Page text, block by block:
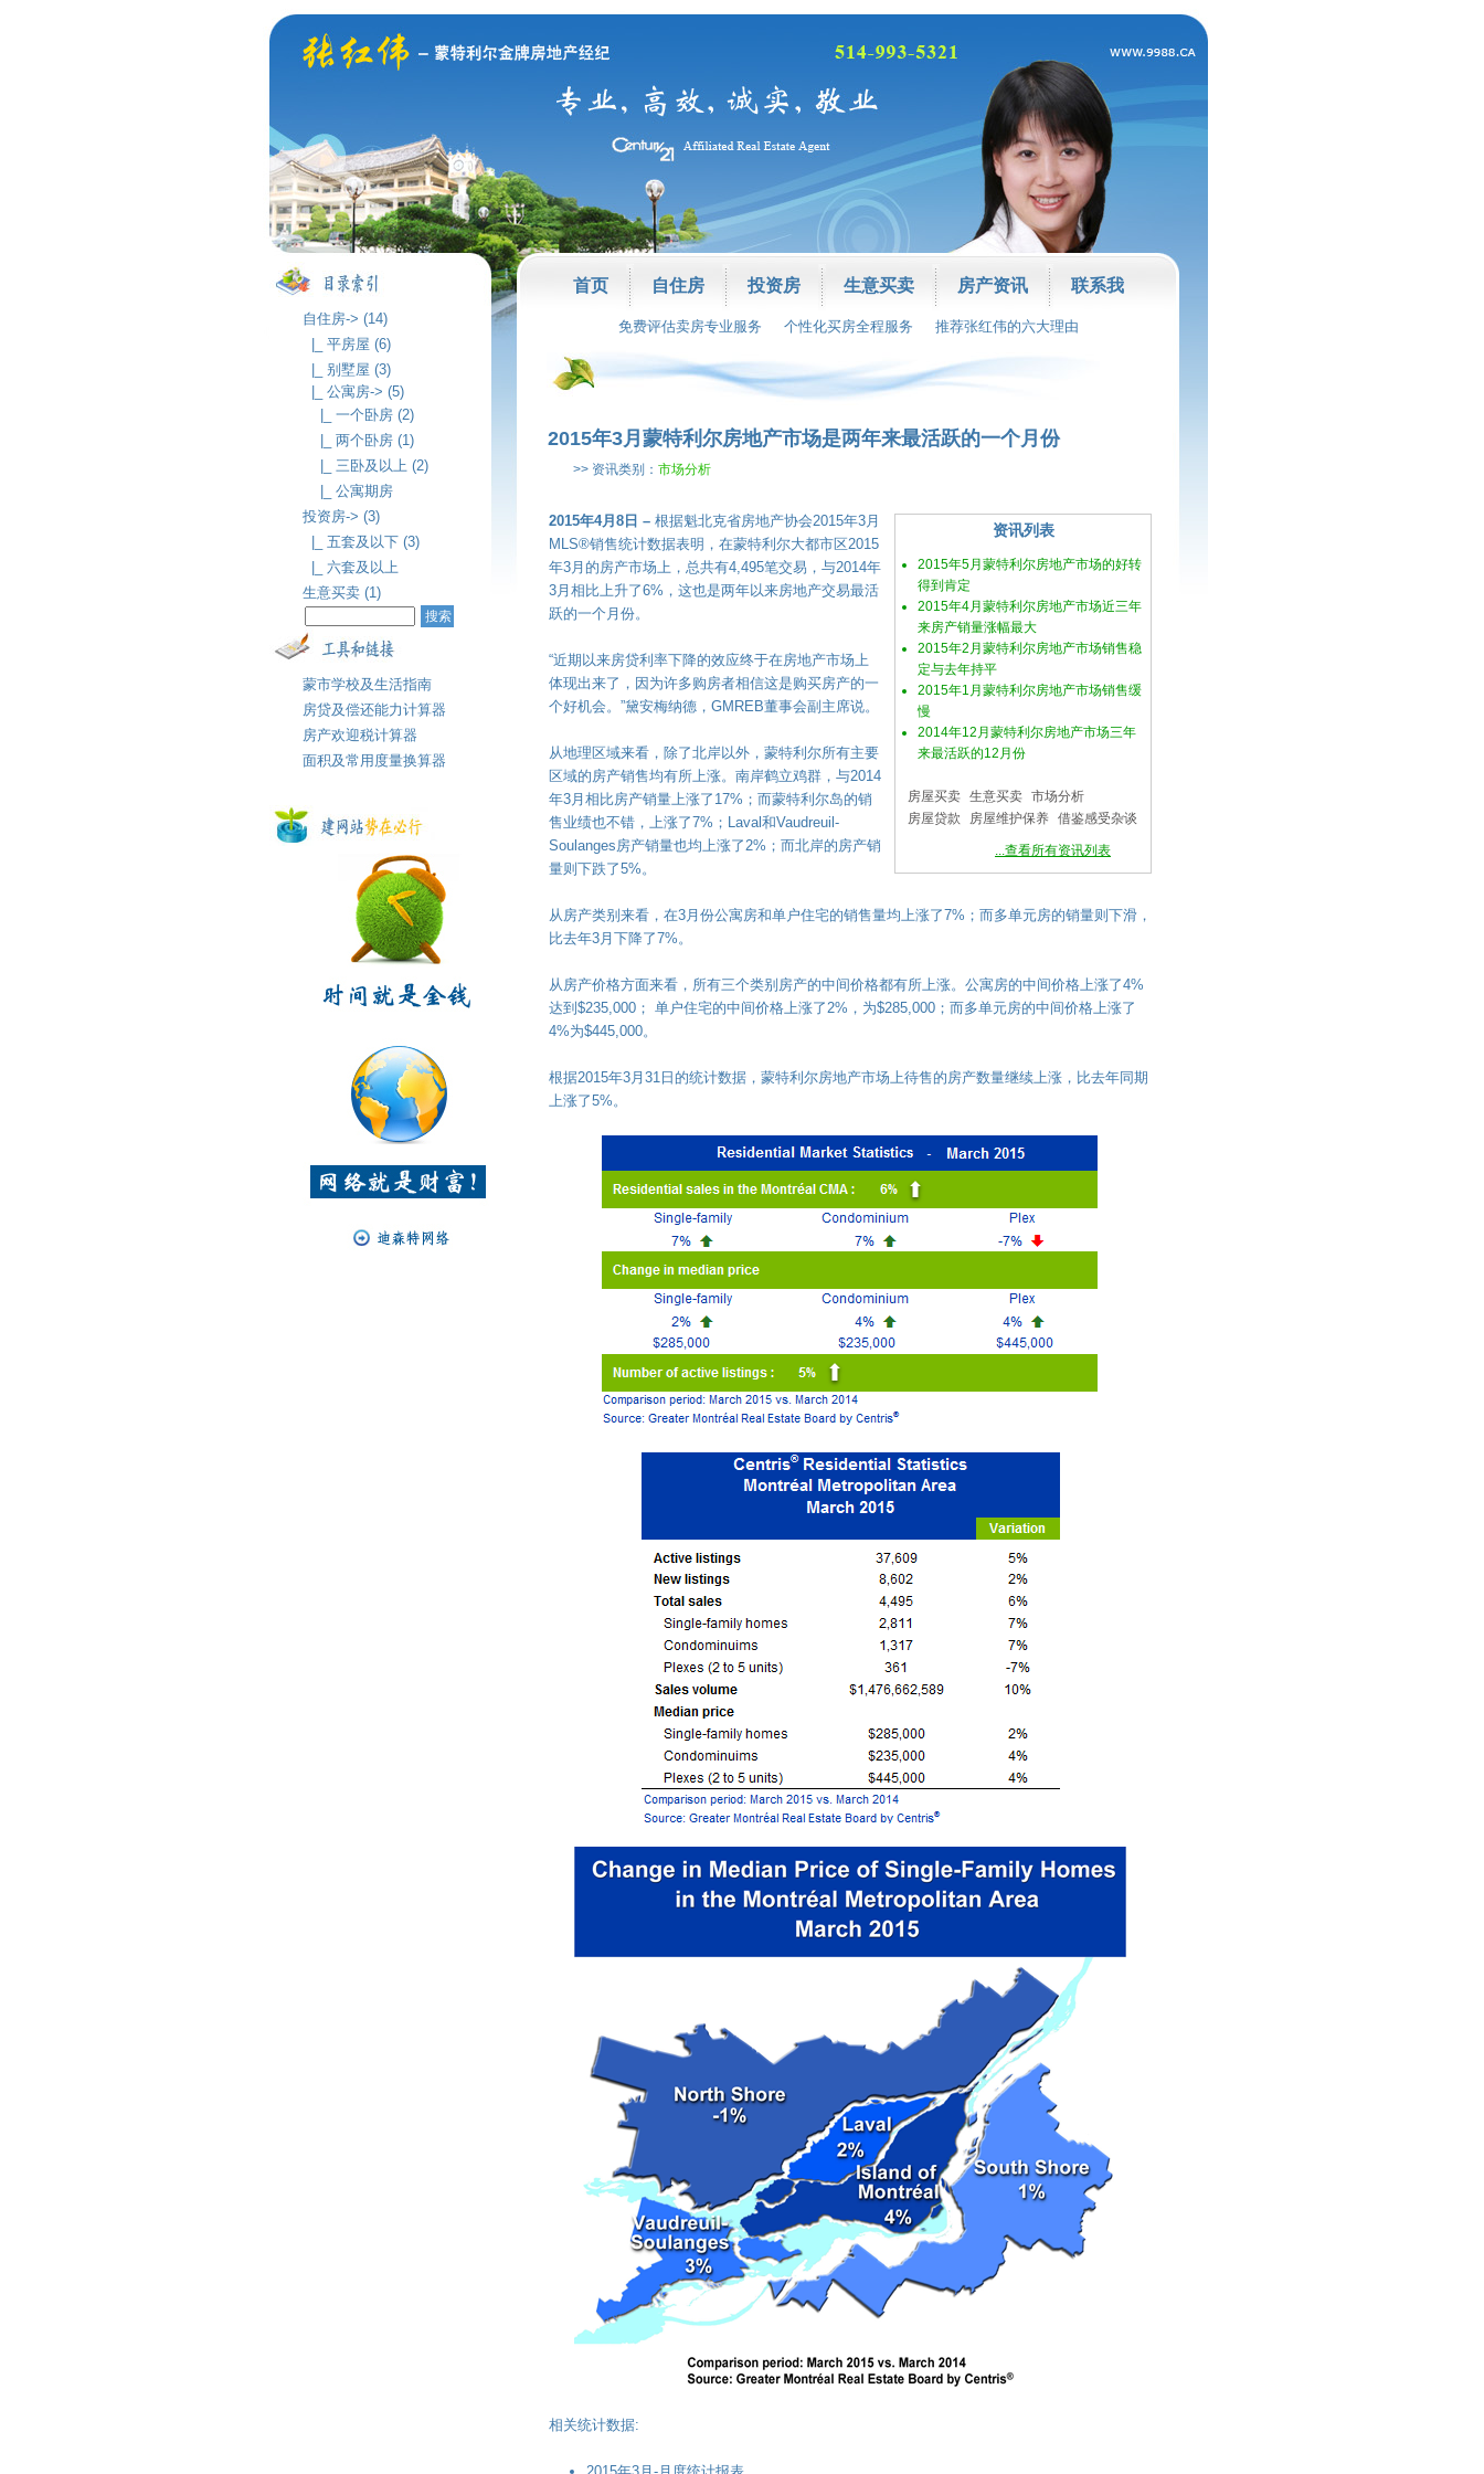
自住房-> (14)
|_ 平房屋 (6)
|_ 别墅屋 (3)
|_ 公寓房-> (5)
|_ 一个卧房 (2)
|_ 两个卧房 (1)
|_ 三卧及以上 (2)
|_ 公寓期房
投资房-> (3)
|_ 五套及以下 (3)
|_ 六套及以上
生意买卖 (1)
蒙市学校及生活指南
房贷及偿还能力计算器
房产欢迎税计算器
面积及常用度量换算器
首页 自住房 投资房 生意买卖 房产资讯 联系我
免费评估卖房专业服务 个性化买房全程服务 推荐张红伟的六大理由
2015年3月蒙特利尔房地产市场是两年来最活跃的一个月份
>> 资讯类别： 市场分析
资讯列表
2015年5月蒙特利尔房地产市场的好转
得到肯定
2015年4月蒙特利尔房地产市场近三年
来房产销量涨幅最大
2015年2月蒙特利尔房地产市场销售稳
定与去年持平
2015年1月蒙特利尔房地产市场销售缓
慢
2014年12月蒙特利尔房地产市场三年
来最活跃的12月份
房屋买卖 生意买卖 市场分析
房屋贷款
房屋维护保养 借鉴感受杂谈
...查看所有资讯列表
2015年4月8日 – 根据魁北克省房地产协会2015年3月
MLS®销售统计数据表明，在蒙特利尔大都市区2015
年3月的房产市场上，总共有4,495笔交易，与2014年
3月相比上升了6%，这也是两年以来房地产交易最活
跃的一个月份。
“近期以来房贷利率下降的效应终于在房地产市场上
体现出来了，因为许多购房者相信这是购买房产的一
个好机会。”黛安梅纳德，GMREB董事会副主席说。
从地理区域来看，除了北岸以外，蒙特利尔所有主要
区域的房产销售均有所上涨。南岸鹤立鸡群，与2014
年3月相比房产销量上涨了17%；而蒙特利尔岛的销
售业绩也不错，上涨了7%；Laval和Vaudreuil-
Soulanges房产销量也均上涨了2%；而北岸的房产销
量则下跌了5%。
从房产类别来看，在3月份公寓房和单户住宅的销售量均上涨了7%；而多单元房的销量则下滑，
比去年3月下降了7%。
从房产价格方面来看，所有三个类别房产的中间价格都有所上涨。公寓房的中间价格上涨了4%
达到$235,000； 单户住宅的中间价格上涨了2%，为$285,000；而多单元房的中间价格上涨了
4%为$445,000。
根据2015年3月31日的统计数据，蒙特利尔房地产市场上待售的房产数量继续上涨，比去年同期
上涨了5%。
相关统计数据: